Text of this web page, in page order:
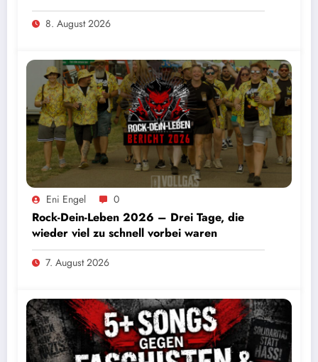
8. August 2026
Eni Engel 0
Rock-Dein-Leben 2026 – Drei Tage, die
wieder viel zu schnell vorbei waren
7. August 2026